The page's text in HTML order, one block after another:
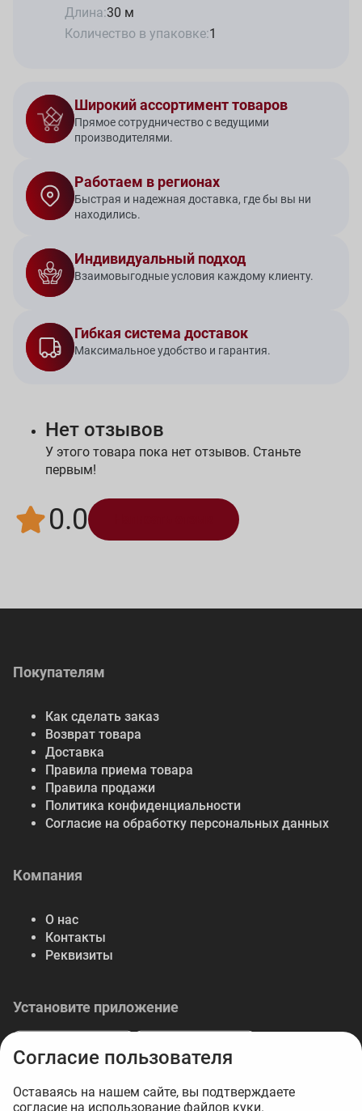
Длина:30 м
Количество в упаковке:1
Широкий ассортимент товаров
Прямое сотрудничество с ведущими
производителями.
Работаем в регионах
Быстрая и надежная доставка, где бы вы ни
находились.
Индивидуальный подход
Взаимовыгодные условия каждому клиенту.
Гибкая система доставок
Максимальное удобство и гарантия.
Нет отзывов
У этого товара пока нет отзывов. Станьте
первым!
0.0
Покупателям
Как сделать заказ
Возврат товара
Доставка
Правила приема товара
Правила продажи
Политика конфиденциальности
Согласие на обработку персональных данных
Компания
О нас
Контакты
Реквизиты
Установите приложение
Согласие пользователя
Оставаясь на нашем сайте, вы подтверждаете
согласие на использование файлов куки.